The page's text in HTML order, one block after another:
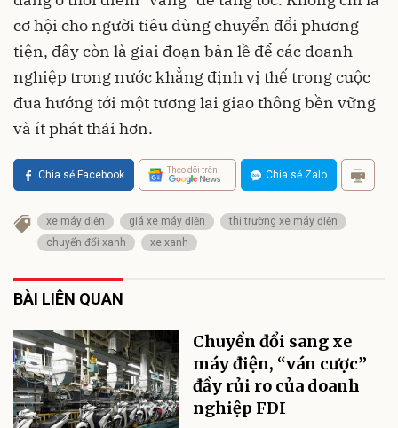
cơ hội cho người tiêu dùng chuyển đổi phương
tiện, đây còn là giai đoạn bản lề để các doanh
nghiệp trong nước khẳng định vị thế trong cuộc
đua hướng tới một tương lai giao thông bền vững
và ít phát thải hơn.
Chia sẻ Facebook Theo dõi trên Chia sẻ Zalo
xe máy điện giá xe máy điện
thị trường xe máy điện
chuyển đổi xanh
xe xanh
BÀI LIÊN QUAN
Chuyển đổi sang xe
máy điện, “ván cược”
đầy rủi ro của doanh
nghiệp FDI